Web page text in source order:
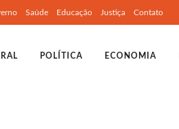
Saúde Educação Justiça Contato
POLÍTICA ECONOMIA